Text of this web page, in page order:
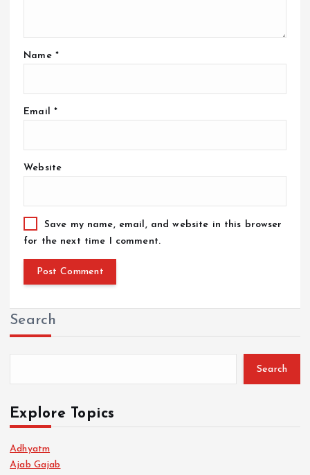
Name *
Email *
Website
Save my name, email, and website in this browser
for the next time I comment.
Search
Search
Explore Topics
Adhyatm
Ajab Gajab